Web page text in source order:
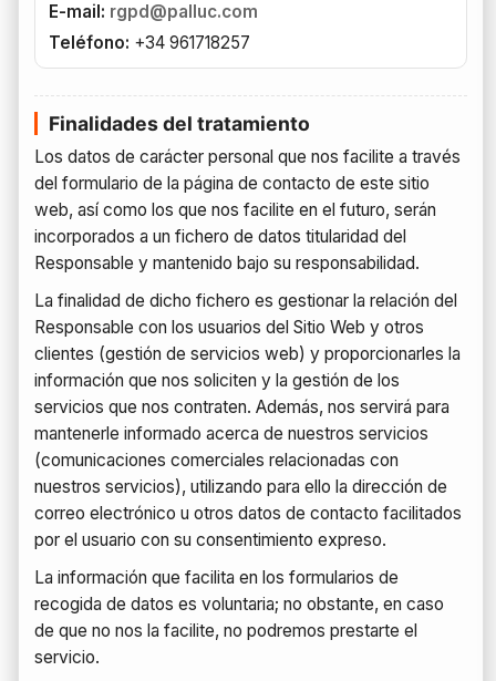
E-mail: rgpd@palluc.com
Teléfono: +34 961718257
Finalidades del tratamiento
Los datos de carácter personal que nos facilite a través
del formulario de la página de contacto de este sitio
web, así como los que nos facilite en el futuro, serán
incorporados a un fichero de datos titularidad del
Responsable y mantenido bajo su responsabilidad.
La finalidad de dicho fichero es gestionar la relación del
Responsable con los usuarios del Sitio Web y otros
clientes (gestión de servicios web) y proporcionarles la
información que nos soliciten y la gestión de los
servicios que nos contraten. Además, nos servirá para
mantenerle informado acerca de nuestros servicios
(comunicaciones comerciales relacionadas con
nuestros servicios), utilizando para ello la dirección de
correo electrónico u otros datos de contacto facilitados
por el usuario con su consentimiento expreso.
La información que facilita en los formularios de
recogida de datos es voluntaria; no obstante, en caso
de que no nos la facilite, no podremos prestarte el
servicio.